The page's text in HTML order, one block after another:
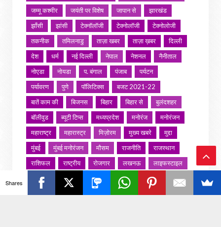
जम्मू कश्मीर
जयंती पर विशेष जापान से
झारखंड
झाँसी
झांसी टेक्नॉलॉजी टेक्नोलॉजी
टेक्नोलोजी
तकनीक
तमिलनाडु ताज़ा खबर ताज़ा ख़बर
दिल्ली
देश
धर्म नई दिल्ली नेपाल नेशनल
नैनीताल
नोएडा
नोयडा प. बंगाल पंजाब
पर्यटन
पर्यावरण
पुणे पॉलिटिक्स
बजट 2021-22
बातें काम की
बिजनस बिहार बिहार से
बुलंदशहर
बॉलीवुड
ब्यूटी टिप्स मध्यप्रदेश मनोरंज
मनोरंजन
महाराष्ट्र
महारास्ट्र मिज़ोरम मुख्य खबरे
मुद्दा
मुंबई
मुंबई मनोरंजन मौसम राजनीति
राजस्थान
राशिफल
राष्ट्रीय रोजगार लखनऊ
लाइफस्टाइल
लाइफ़स्टाइल
वायरल वीडियो विविध
व्यापार
शख्सियत
शख़्सियत शिक्षा समाज
संस्कार
Ba
ck
Shares